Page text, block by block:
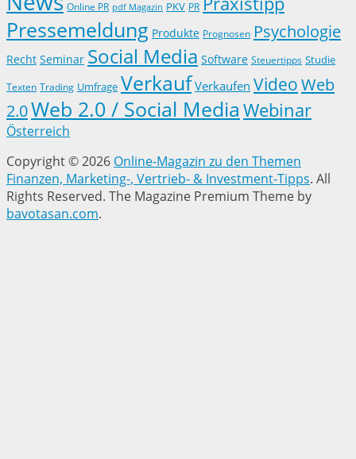
Online PR pdf Magazin PKV PR
Pressemeldung Produkte Prognosen Psychologie
Recht Seminar Social Media Software Steuertipps Studie
Texten Trading Umfrage Verkauf Verkaufen VideoWeb
2.0Web 2.0 / Social Media Webinar
Österreich
Copyright © 2026 Online-Magazin zu den Themen
Finanzen, Marketing-, Vertrieb- & Investment-Tipps. All
Rights Reserved. The Magazine Premium Theme by
bavotasan.com.